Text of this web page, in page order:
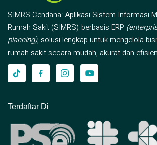
SIMRS Cendana: Aplikasi Sistem Informasi
Rumah Sakit (SIMRS) berbasis ERP
planning), solusi lengkap untuk mengelola
rumah sakit secara mudah, akurat dan
Terdaftar Di